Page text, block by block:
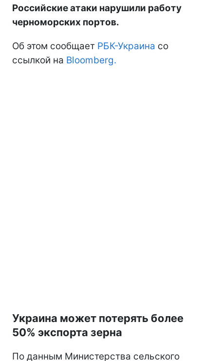
Российские атаки нарушили работу
черноморских портов.
Об этом сообщает РБК-Украина со
ссылкой на Bloomberg.
Украина может потерять более
50% экспорта зерна
По данным Министерства сельского